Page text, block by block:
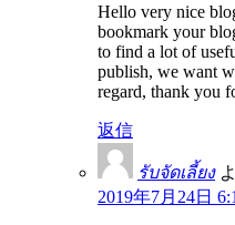
Hello very nice
bookmark your
to find a lot of
publish, we want
regard, thank you
返信
รับจัดเลี้ยง
2019年7月24日